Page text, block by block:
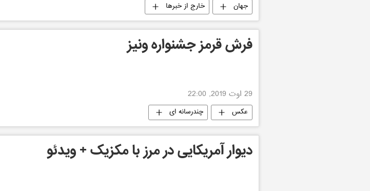
جهان خارج از خبرها
فرش قرمز جشنواره ونیز
29 اوت 2019, 22:00
عکس چندرسانه ای
دیوار آمریکایی در مرز با مکزیک + ویدئو